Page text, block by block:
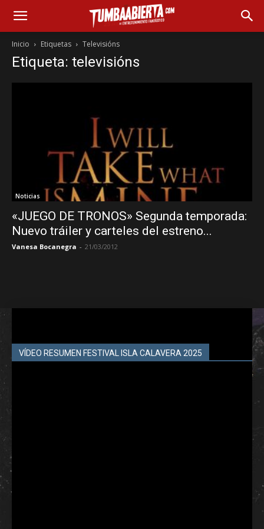
Inicio Etiquetas Televisións
Etiqueta: televisións
Noticias
«JUEGO DE TRONOS» Segunda temporada:
Nuevo tráiler y carteles del estreno...
Vanesa Bocanegra - 21/03/2012
VÍDEO RESUMEN FESTIVAL ISLA CALAVERA 2025